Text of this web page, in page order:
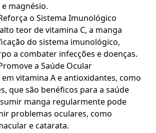
magnésio.
o Sistema Imunológico
teor de vitamina C, a manga
do sistema imunológico,
a combater infecções e doenças.
a Saúde Ocular
vitamina A e antioxidantes, como
que são benéficos para a saúde
manga regularmente pode
problemas oculares, como
e catarata.